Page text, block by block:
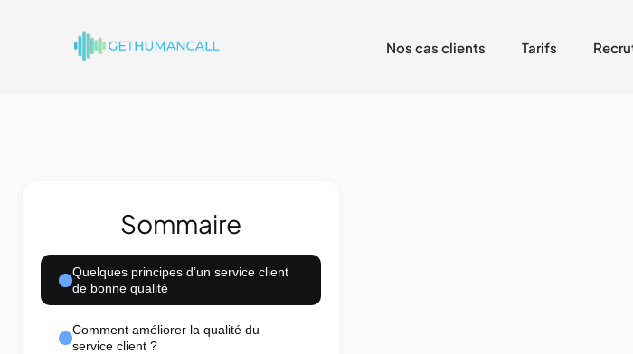
Nos cas clients Tarifs
Sommaire
Quelques principes d’un service client
de bonne qualité
Comment améliorer la qualité du
service client ?